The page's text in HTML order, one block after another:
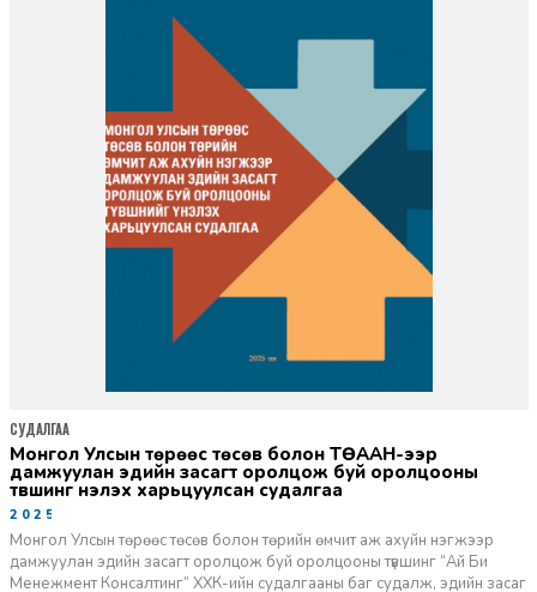
Монгол Улсын төрөөс төсөв болон ТӨААН-ээр
дамжуулан эдийн засагт оролцож буй оролцооны
түвшинг үнэлэх харьцуулсан судалгаа
2025-11-12
Монгол Улсын төрөөс төсөв болон төрийн өмчит аж ахуйн нэгжээр
дамжуулан эдийн засагт оролцож буй оролцооны түвшинг “Ай Би
Менежмент Консалтинг” ХХК-ийн судалгааны баг судалж, эдийн засаг
СУДАЛГАА